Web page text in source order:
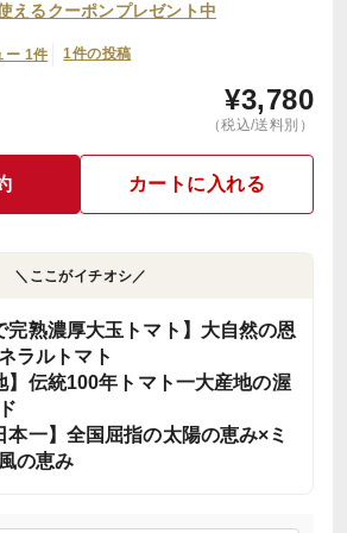
えるクーポンプレゼント中
ー 1件 1件の投稿
¥3,780
（税込/送料別）
カートに入れる
＼ここがイチオシ／
完熟濃厚大玉トマト】大自然の恩
ラルトマト
】伝統100年トマト一大産地の渥
本一】全国屈指の太陽の恵み×ミ
の恵み